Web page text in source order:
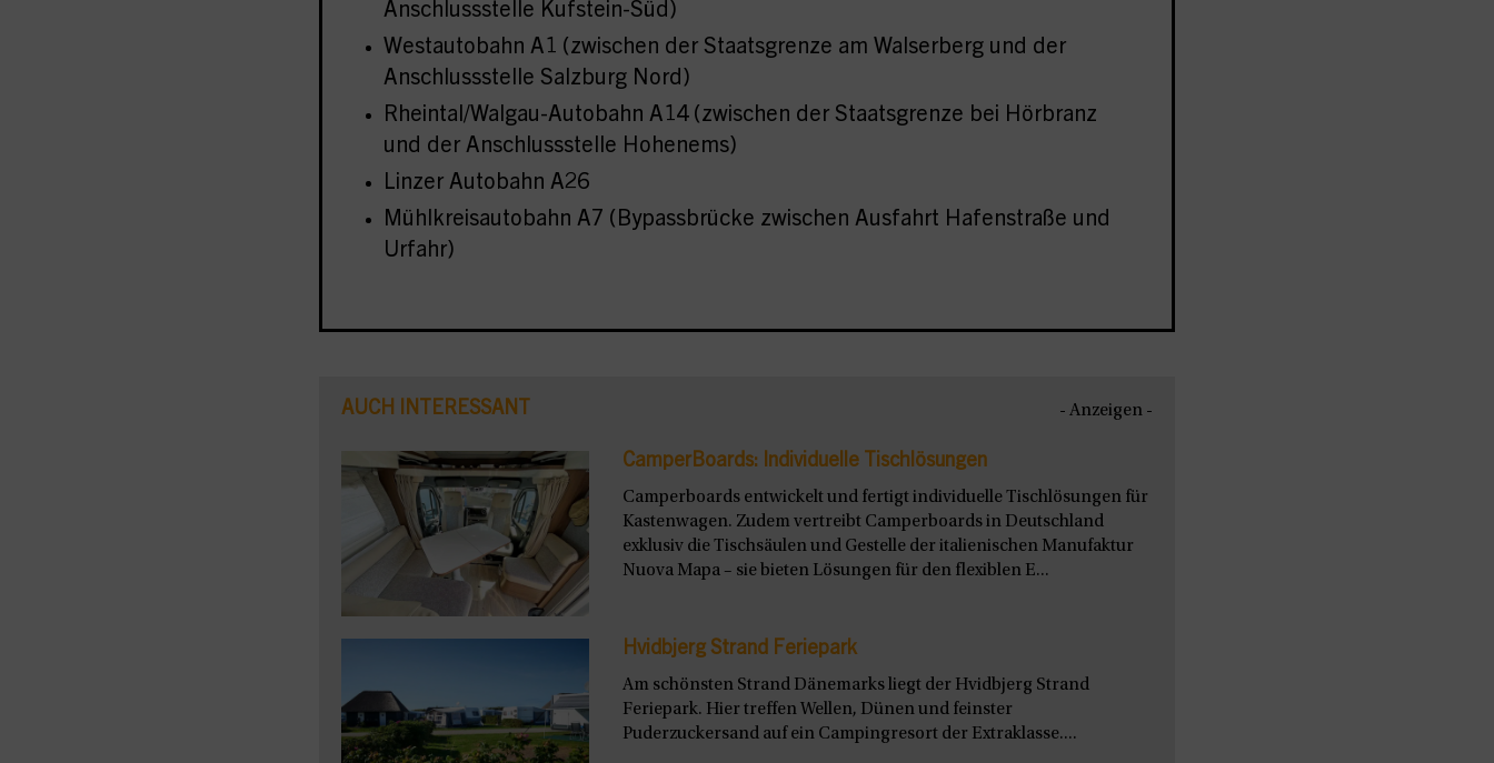
Anschlussstelle Kufstein-Süd)
Westautobahn A1 (zwischen der Staatsgrenze am Walserberg und der
Anschlussstelle Salzburg Nord)
Rheintal/Walgau-Autobahn A14 (zwischen der Staatsgrenze bei Hörbranz
und der Anschlussstelle Hohenems)
Linzer Autobahn A26
Mühlkreisautobahn A7 (Bypassbrücke zwischen Ausfahrt Hafenstraße und
Urfahr)
AUCH INTERESSANT - Anzeigen -
CamperBoards: Individuelle Tischlösungen
Camperboards entwickelt und fertigt individuelle Tischlösungen für
Kastenwagen. Zudem vertreibt Camperboards in Deutschland
exklusiv die Tischsäulen und Gestelle der italienischen Manufaktur
Nuova Mapa – sie bieten Lösungen für den flexiblen E...
Hvidbjerg Strand Feriepark
Am schönsten Strand Dänemarks liegt der Hvidbjerg Strand
Feriepark. Hier treffen Wellen, Dünen und feinster
Puderzuckersand auf ein Campingresort der Extraklasse....